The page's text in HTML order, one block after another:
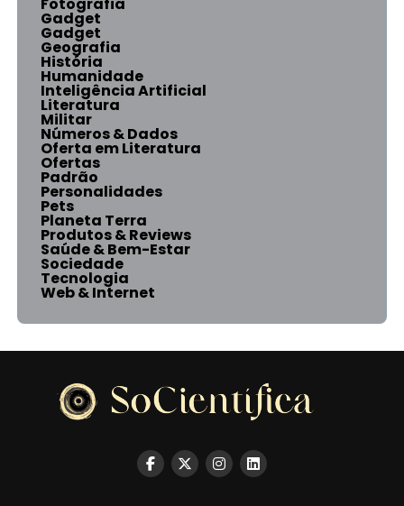
Gadget
Gadget
Geografia
História
Humanidade
Inteligência Artificial
Literatura
Militar
Números & Dados
Oferta em Literatura
Ofertas
Padrão
Personalidades
Pets
Planeta Terra
Produtos & Reviews
Saúde & Bem-Estar
Sociedade
Tecnologia
Web & Internet